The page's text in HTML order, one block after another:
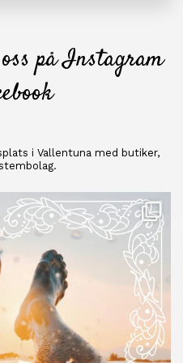
på Instagram
i Vallentuna med butiker,